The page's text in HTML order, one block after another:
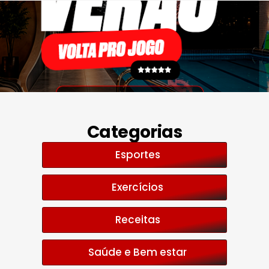
Categorias
Esportes
Exercícios
Receitas
Saúde e Bem estar